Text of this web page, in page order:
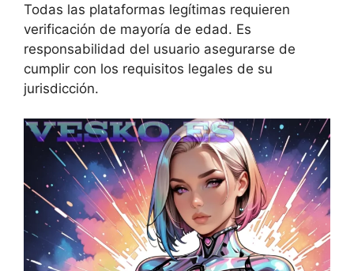
Todas las plataformas legítimas requieren
verificación de mayoría de edad. Es
responsabilidad del usuario asegurarse de
cumplir con los requisitos legales de su
jurisdicción.